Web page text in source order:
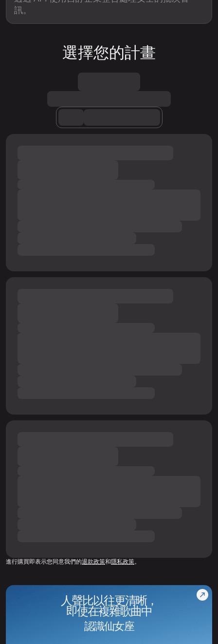
訊。
選擇您的計畫
進行購買即表示您同意我們的退款政策和隱私政策。
人聲比以往更清晰，
即使在複雜歌曲中
認識仙女座